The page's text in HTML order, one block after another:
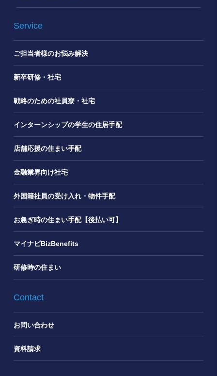
Service
ご担当者様のお悩み解決
新卒研修・社宅
戦略のための社員寮・社宅
インターンシップの学生の住居手配
店舗応援の住まい手配
金融業界向け社宅
外国籍社員の受け入れ・物件手配
お急ぎ時の住まい手配【後払い可】
マイナビBizBenefits
研修時の住まい
Contact
お問い合わせ
資料請求